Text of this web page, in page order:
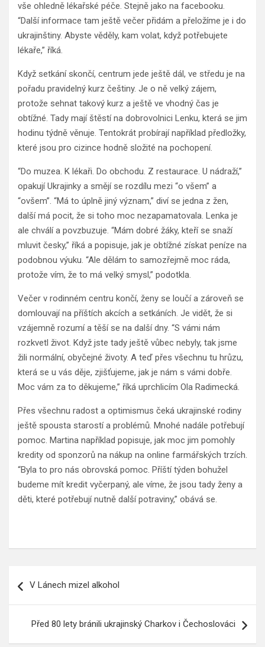
vše ohledně lékařské péče. Stejně jako na facebooku.
“Další informace tam ještě večer přidám a přeložíme je i do
ukrajinštiny. Abyste věděly, kam volat, když potřebujete
lékaře,” říká.
Když setkání skončí, centrum jede ještě dál, ve středu je na
pořadu pravidelný kurz češtiny. Je o ně velký zájem,
protože sehnat takový kurz a ještě ve vhodný čas je
obtížné. Tady mají štěstí na dobrovolnici Lenku, která se jim
hodinu týdně věnuje. Tentokrát probírají například předložky,
které jsou pro cizince hodně složité na pochopení.
“Do muzea. K lékaři. Do obchodu. Z restaurace. U nádraží,”
opakují Ukrajinky a smějí se rozdílu mezi “o všem” a
“ovšem”. “Má to úplně jiný význam,” diví se jedna z žen,
další má pocit, že si toho moc nezapamatovala. Lenka je
ale chválí a povzbuzuje. “Mám dobré žáky, kteří se snaží
mluvit česky,” říká a popisuje, jak je obtížné získat peníze na
podobnou výuku. “Ale dělám to samozřejmě moc ráda,
protože vím, že to má velký smysl,” podotkla.
Večer v rodinném centru končí, ženy se loučí a zároveň se
domlouvají na příštích akcích a setkáních. Je vidět, že si
vzájemně rozumí a těší se na další dny. “S vámi nám
rozkvetl život. Když jste tady ještě vůbec nebyly, tak jsme
žili normální, obyčejné životy. A teď přes všechnu tu hrůzu,
která se u vás děje, zjišťujeme, jak je nám s vámi dobře.
Moc vám za to děkujeme,” říká uprchlicím Ola Radimecká.
Přes všechnu radost a optimismus čeká ukrajinské rodiny
ještě spousta starostí a problémů. Mnohé nadále potřebují
pomoc. Martina například popisuje, jak moc jim pomohly
kredity od sponzorů na nákup na online farmářských trzích.
“Byla to pro nás obrovská pomoc. Příští týden bohužel
budeme mít kredit vyčerpaný, ale víme, že jsou tady ženy a
děti, které potřebují nutně další potraviny,” obává se.
pro
V Lánech mizel alkohol
Před 80 lety bránili ukrajinský Charkov i Čechoslováci